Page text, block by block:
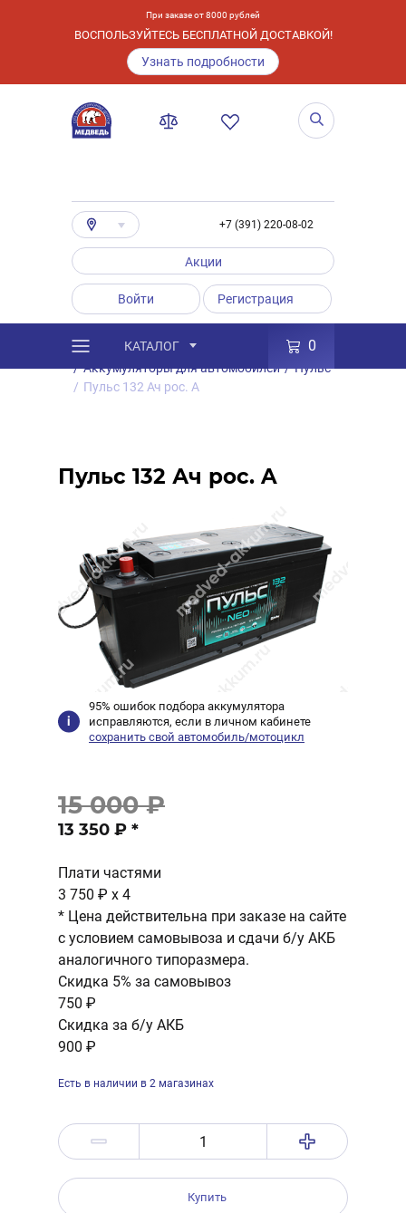
При заказе от 8000 рублей
ВОСПОЛЬЗУЙТЕСЬ БЕСПЛАТНОЙ ДОСТАВКОЙ!
Узнать подробности
+7 (391) 220-08-02
Акции
Войти Регистрация
КАТАЛОГ 0
Каталог / Товары
Аккумуляторы
/ Аккумуляторы для автомобилей / Пульс
/ Пульс 132 Ач рос. A
Пульс 132 Ач рос. A
95% ошибок подбора аккумулятора
исправляются, если в личном кабинете
сохранить свой автомобиль/мотоцикл
15 000 ₽
13 350 ₽ *
Плати частями
3 750 ₽ x 4
* Цена действительна при заказе на сайте
с условием самовывоза и сдачи б/у АКБ
аналогичного типоразмера.
Скидка 5% за самовывоз
750 ₽
Скидка за б/у АКБ
900 ₽
Есть в наличии в 2 магазинах
Купить